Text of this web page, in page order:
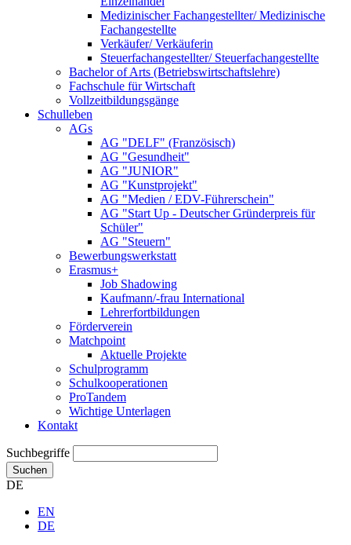
Medizinischer Fachangestellter/ Medizinische
Fachangestellte
Verkäufer/ Verkäuferin
Steuerfachangestellter/ Steuerfachangestellte
Bachelor of Arts (Betriebswirtschaftslehre)
Fachschule für Wirtschaft
Vollzeitbildungsgänge
Schulleben
AGs
AG "DELF" (Französisch)
AG "Gesundheit"
AG "JUNIOR"
AG "Kunstprojekt"
AG "Medien / EDV-Führerschein"
AG "Start Up - Deutscher Gründerpreis für
Schüler"
AG "Steuern"
Bewerbungswerkstatt
Erasmus+
Job Shadowing
Kaufmann/-frau International
Lehrerfortbildungen
Förderverein
Matchpoint
Aktuelle Projekte
Schulprogramm
Schulkooperationen
ProTandem
Wichtige Unterlagen
Kontakt
Suchbegriffe
Suchen
DE
EN
DE